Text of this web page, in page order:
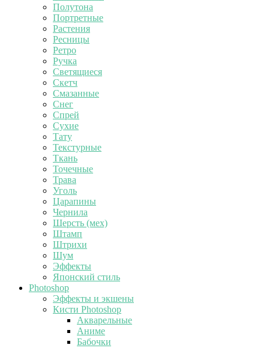
Полутона
Портретные
Растения
Ресницы
Ретро
Ручка
Светящиеся
Скетч
Смазанные
Снег
Спрей
Сухие
Тату
Текстурные
Ткань
Точечные
Трава
Уголь
Царапины
Чернила
Шерсть (мех)
Штамп
Штрихи
Шум
Эффекты
Японский стиль
Photoshop
Эффекты и экшены
Кисти Photoshop
Акварельные
Аниме
Бабочки